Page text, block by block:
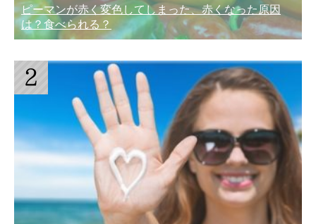
ピーマンが赤く変色してしまった、赤くなった原因
は？食べられる？